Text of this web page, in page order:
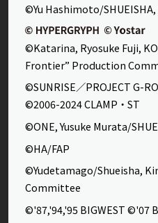
©Yu Hashimoto/
©Katarina, Ryosuke Fuji,
Frontier” Production
©SUNRISE／PROJECT G-
©2006-2024 CLAMP・ST
©ONE, Yusuke Murata/
©HA/FAP
©Yudetamago/Shueisha,
Committee
©'87,'94,'95 BIGWEST ©'07